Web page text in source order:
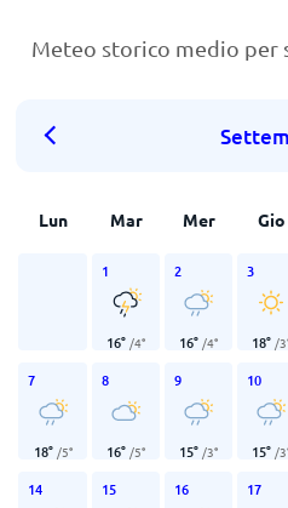
Meteo storico medio per
Lun Mar Mer Gio
1
16° /4°
2
16° /4°
3
18° /3
7
18° /5°
8
16° /5°
9
15° /3°
10
15° /3
14 15 16 17